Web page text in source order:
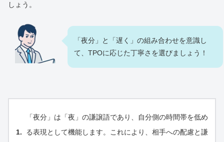
しょう。
「夜分」と「遅く」の組み合わせを意識し
て、TPOに応じた丁寧さを選びましょう！
「夜分」は「夜」の謙譲語であり、自分側の時間帯を低め
る表現として機能します。これにより、相手への配慮と謙